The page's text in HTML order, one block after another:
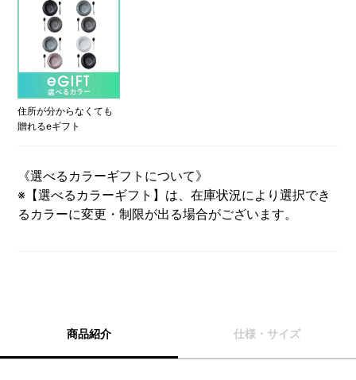
住所が分からなくても
贈れるeギフト
《選べるカラーギフトについて》
※【選べるカラーギフト】は、在庫状況により選択でき
るカラーに変更・制限が出る場合がございます。
商品紹介 仕様・サイズ